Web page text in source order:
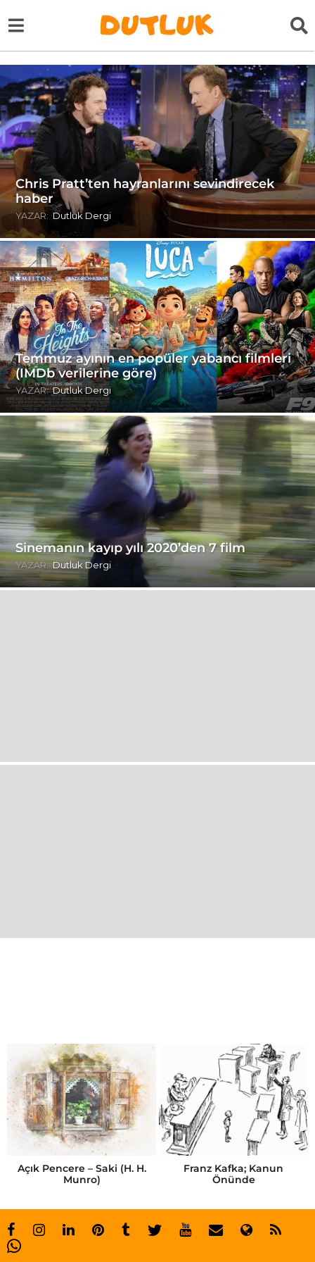
Chris Pratt’ten hayranlarını sevindirecek
haber
YAZAR: Dutluk Dergi
Temmuz ayının en popüler yabancı filmleri
(IMDb verilerine göre)
YAZAR: Dutluk Dergi
Sinemanın kayıp yılı 2020’den 7 film
YAZAR: Dutluk Dergi
ç
ı
k
a
n
l
m
Açık Pencere – Saki (H. H.
Munro)
Franz Kafka; Kanun
Önünde